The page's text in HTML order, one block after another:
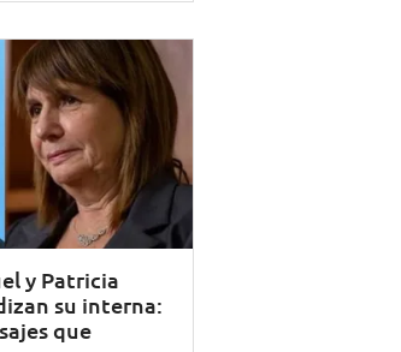
y Patricia
su interna:
que